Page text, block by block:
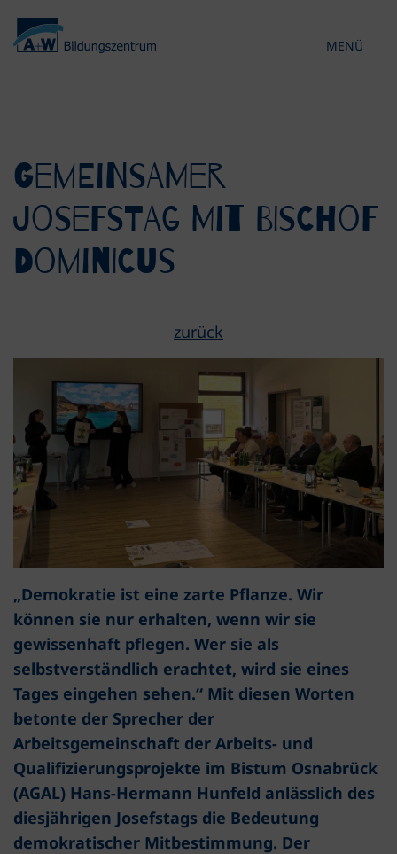
MENÜ
Gemeinsamer
Josefstag mit Bischof
Dominicus
zurück
„Demokratie ist eine zarte Pflanze. Wir
können sie nur erhalten, wenn wir sie
gewissenhaft pflegen. Wer sie als
selbstverständlich erachtet, wird sie eines
Tages eingehen sehen.“ Mit diesen Worten
betonte der Sprecher der
Arbeitsgemeinschaft der Arbeits- und
Qualifizierungsprojekte im Bistum Osnabrück
(AGAL) Hans-Hermann Hunfeld anlässlich des
diesjährigen Josefstags die Bedeutung
demokratischer Mitbestimmung. Der